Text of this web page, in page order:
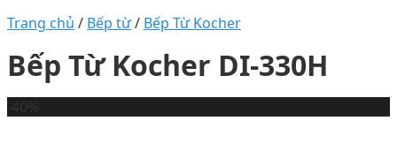
Trang chủ / Bếp từ/ Bếp Từ Kocher
Bếp Từ Kocher DI-330H